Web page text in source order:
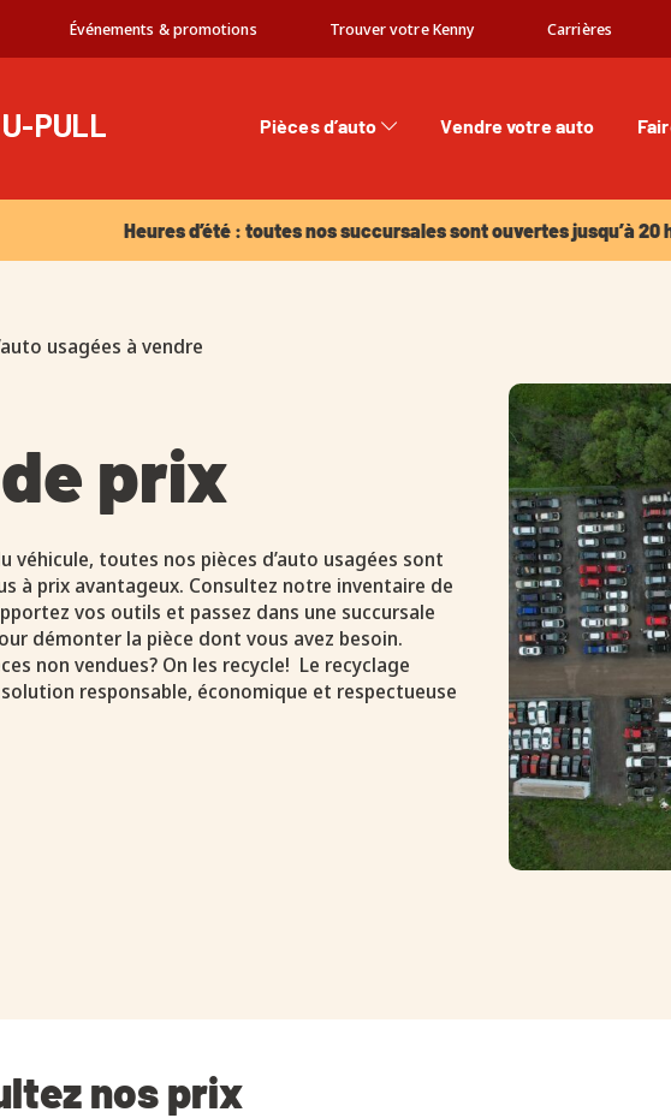
Événements & promotions Trouver votre Kenny Carrières
Pièces d’auto Vendre votre auto
Heures d’été : toutes nos succursales sont ouvertes jusqu’à 20
usagées à vendre
prix
véhicule, toutes nos pièces d’auto usagées sont
à prix avantageux. Consultez notre inventaire de
vos outils et passez dans une succursale
démonter la pièce dont vous avez besoin.
non vendues? On les recycle! Le recyclage
responsable, économique et respectueuse
nos prix